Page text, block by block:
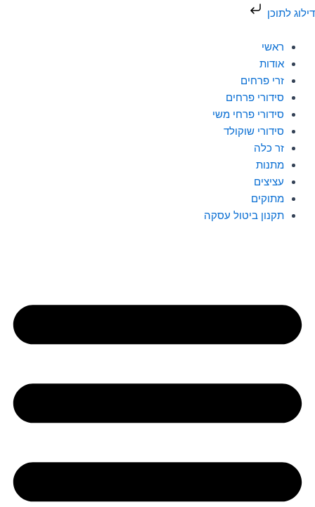
דילוג לתוכן
דילוג
ראשי
אודות
זרי פרחים
סידורי פרחים
סידורי פרחי משי
סידורי שוקולד
זר כלה
מתנות
עציצים
מתוקים
תקנון ביטול עסקה